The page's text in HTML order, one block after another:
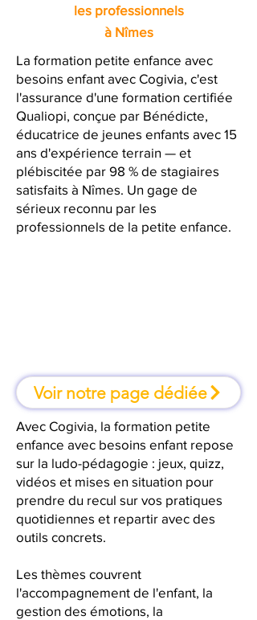
les professionnels
à Nîmes
La formation petite enfance avec
besoins enfant avec Cogivia, c'est
l'assurance d'une formation certifiée
Qualiopi, conçue par Bénédicte,
éducatrice de jeunes enfants avec 15
ans d'expérience terrain — et
plébiscitée par 98 % de stagiaires
satisfaits à Nîmes. Un gage de
sérieux reconnu par les
professionnels de la petite enfance.
Voir notre page dédiée
Avec Cogivia, la formation petite
enfance avec besoins enfant repose
sur la ludo-pédagogie : jeux, quizz,
vidéos et mises en situation pour
prendre du recul sur vos pratiques
quotidiennes et repartir avec des
outils concrets.
Les thèmes couvrent
l'accompagnement de l'enfant, la
gestion des émotions, la